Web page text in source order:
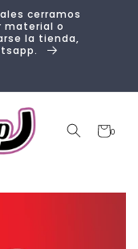
cerramos
material o
la tienda,
Carrito
0
0
artículos